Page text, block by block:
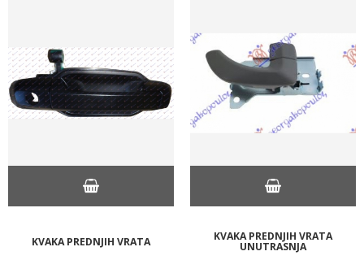
KVAKA PREDNJIH VRATA KVAKA PREDNJIH VRATA
UNUTRASNJA